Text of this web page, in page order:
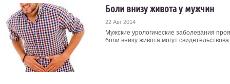
Боли внизу живота у мужчин
22 Авг 2014
Мужские урологические заболевания
боли внизу живота могут